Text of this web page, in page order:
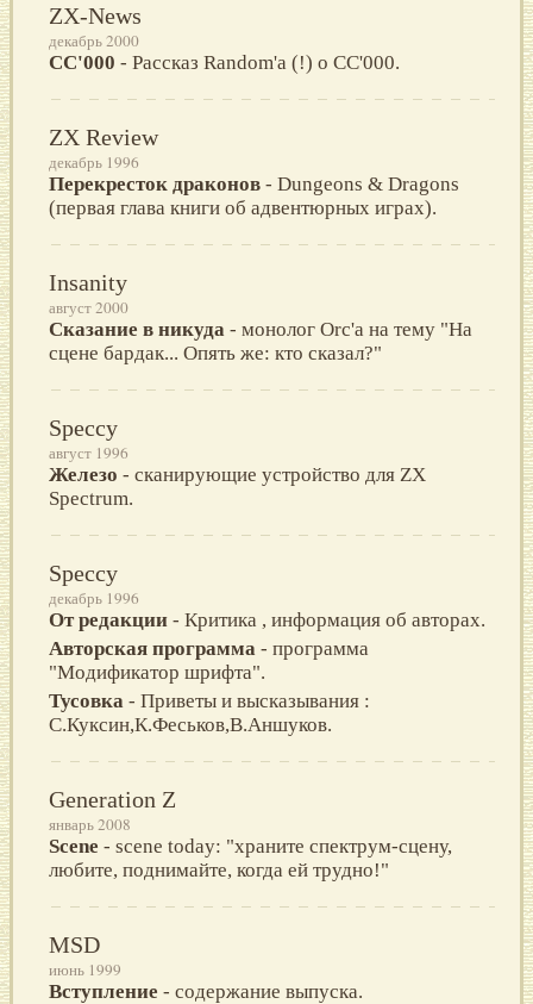
ZX-News
декабрь 2000
CC'000 - Рассказ Random'а (!) о CC'000.
ZX Review
декабрь 1996
Перекресток драконов - Dungeons & Dragons
(первая глава книги об адвентюрных играх).
Insanity
август 2000
Сказание в никуда - монолог Orc'a на тему "На
сцене бардак... Опять же: кто сказал?"
Speccy
август 1996
Железо - сканирующие устройство для ZX
Spectrum.
Speccy
декабрь 1996
От редакции - Критика , информация об авторах.
Авторская программа - программа
"Модификатор шрифта".
Тусовка - Приветы и высказывания :
С.Куксин,К.Феськов,В.Аншуков.
Generation Z
январь 2008
Scene - scene today: "храните спектрум-сцену,
любите, поднимайте, когда ей трудно!"
MSD
июнь 1999
Вступление - содержание выпуска.